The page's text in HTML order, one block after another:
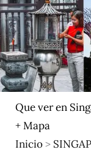
Que ver en
+ Mapa
Inicio>